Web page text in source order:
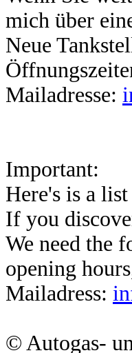
mich über
Neue
Mailadresse:
Important:
Here's is a
If you
We need the
opening
Mailadress:
© Autogas-